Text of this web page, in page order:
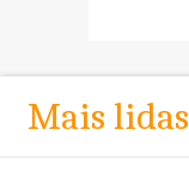
Mais lidas